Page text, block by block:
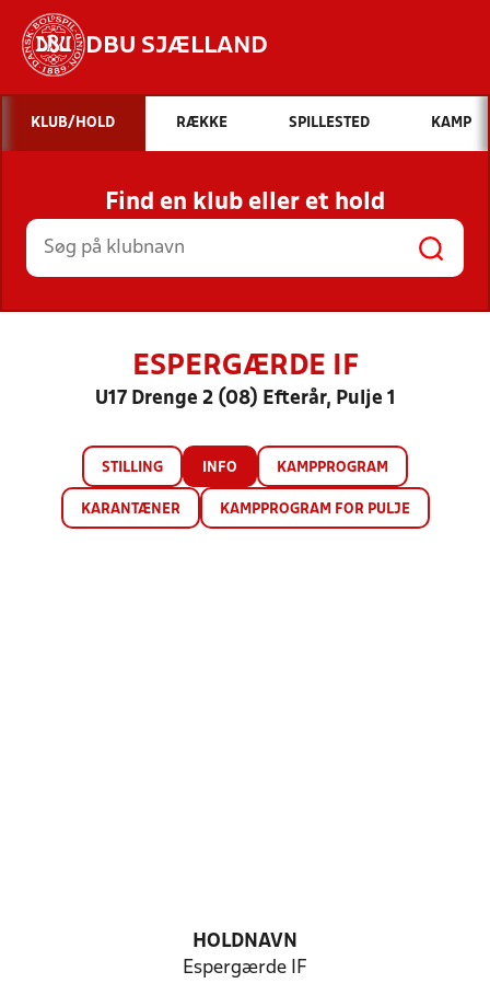
DBU SJÆLLAND
Hvad vil du søge efter?
INDHOLD OG NYHEDER
STILLINGER, RESULTATER, KLUBBER OG
HOLD
KLUB/HOLD RÆKKE SPILLESTED KAMP
Find en klub eller et hold
ESPERGÆRDE IF
U17 Drenge 2 (08) Efterår, Pulje 1
STILLING INFO KAMPPROGRAM
KARANTÆNER KAMPPROGRAM FOR PULJE
HOLDNAVN
Espergærde IF